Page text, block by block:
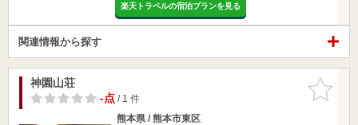
楽天トラベルの宿泊プランを見る
関連情報から探す
お気に入
りに追加
神園山荘
-点/ 1 件
熊本県 / 熊本市東区